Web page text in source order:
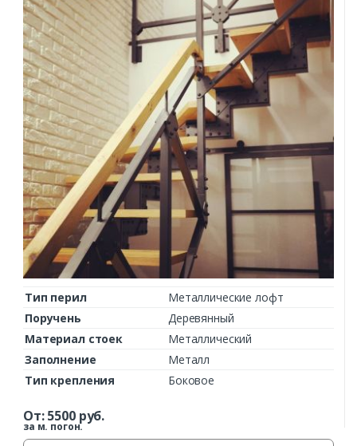
Тип перил
Металлические лофт
Поручень
Деревянный
Материал стоек
Металлический
Заполнение
Металл
Тип крепления
Боковое
От:5500руб.
за м. погон.